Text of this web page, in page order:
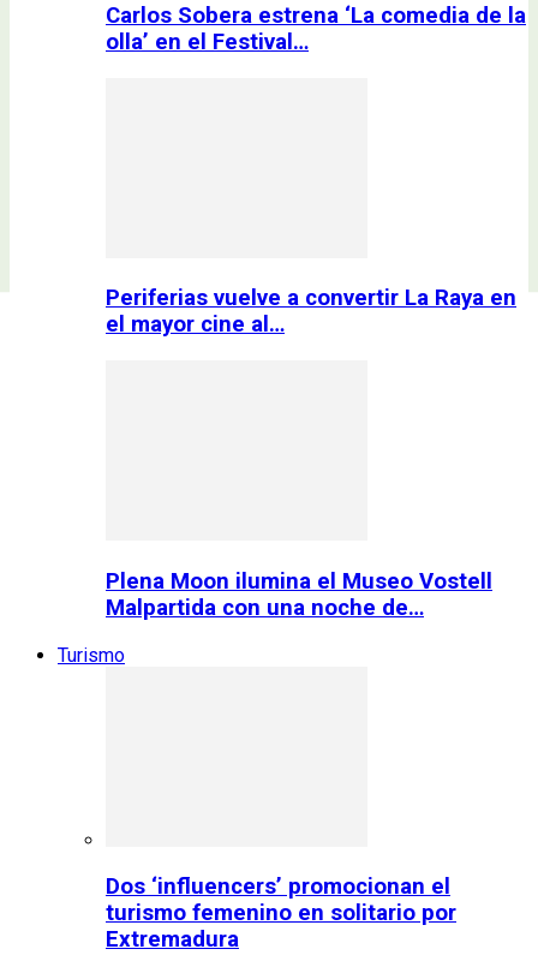
Carlos Sobera estrena ‘La comedia de la
olla’ en el Festival…
Periferias vuelve a convertir La Raya en
el mayor cine al…
Plena Moon ilumina el Museo Vostell
Malpartida con una noche de…
Turismo
Dos ‘influencers’ promocionan el
turismo femenino en solitario por
Extremadura